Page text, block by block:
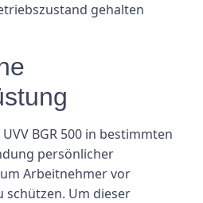
gehalten
BGR 500 in bestimmten
persönlicher
Arbeitnehmer vor
schützen. Um dieser